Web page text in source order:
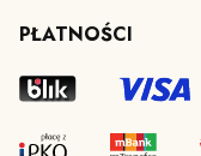
PŁATNOŚCI